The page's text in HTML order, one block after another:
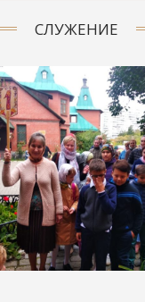
СЛУЖЕНИЕ